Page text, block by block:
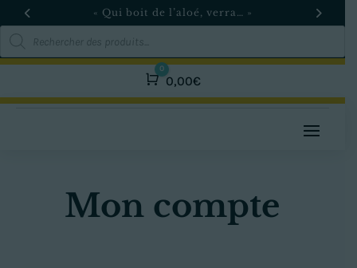
« Qui boit de l’aloé, verra… »
Recherche
de
produits
Panier
0
0,00€
Mon compte